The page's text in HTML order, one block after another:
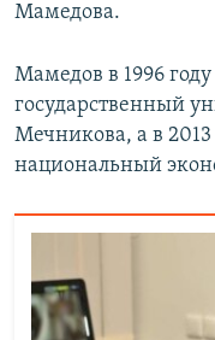
Мамедова.
Мамедов в 1996
государственный
Мечникова, а в
национальный